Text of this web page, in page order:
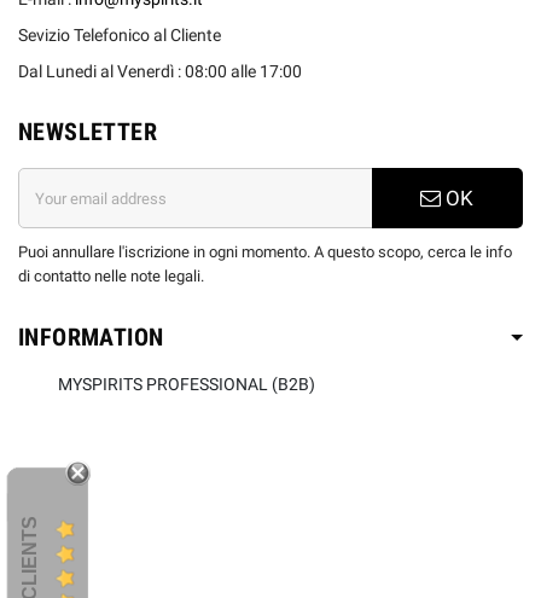
Sevizio Telefonico al Cliente
Dal Lunedi al Venerdì : 08:00 alle 17:00
NEWSLETTER
OK
Puoi annullare l'iscrizione in ogni momento. A questo scopo, cerca le info
di contatto nelle note legali.
INFORMATION
MYSPIRITS PROFESSIONAL (B2B)